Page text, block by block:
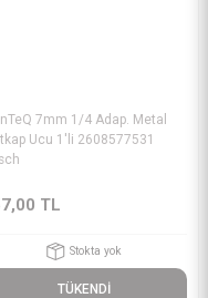
7mm 1/4 Adap. Metal
Ucu 1'li 2608577531
TL
Stokta yok
TÜKENDİ